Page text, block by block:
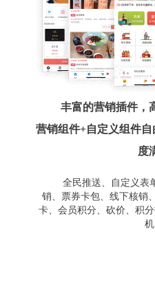
丰富的营销插件，
营销组件+自定义组件
度
全民推送、自定义表
销、票券卡包、线下核销
卡、会员积分、砍价、积
机